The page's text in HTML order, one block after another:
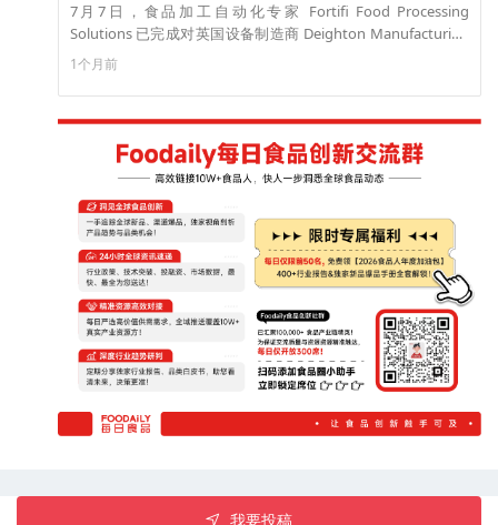
7月7日，食品加工自动化专家 Fortifi Food Processing
Solutions 已完成对英国设备制造商 Deighton Manufacturing
UK Ltd 的收购，从而增强了其在成型、分份、涂层和油炸技术
方面的能力。此次收购是 Fortifi 扩大其端到端食品加工解决方
案组合战略的一部分，使公司能够为从小型制造商到大批量工
业运营的各种加工商提供服务。 总部位于英国的戴顿公司拥有
超过25年的经验，致力于设计用于成型、分份、涂层和油炸的
设备。其系统广泛应用于蛋白质、海鲜、乳制品和烘焙行业，
生产包括汉堡、鸡块、裹粉开胃菜、蔬菜、饼干和国际食品在
内的各种产品。 Fortifi 食品加工解决方案首席执行官 Massimo
Bizzi 表示：“Deighton 扩展了 Fortifi 在模块化、灵活和低吞吐
量应用方面的能力，扩大了我们面向更广泛食品加工商的覆盖
范围，同时补充了我们在大规模加工方面的专业知识。”Bizzi补
充道：“我们与Nothum食品加工系统公司和Provisur技术公司
携手合作，现在几乎可以为所有生产环境提供成型、涂层和热
加工解决方案。”该交易也扩大了 Fortifi 在英国的业务，
Deighton 成为该公司在英国市场运营的第四个品牌，与
Frontmatec、Provisur 和 Wyma 一起发展。（来源：
Foodbev）
1个月前
我要投稿